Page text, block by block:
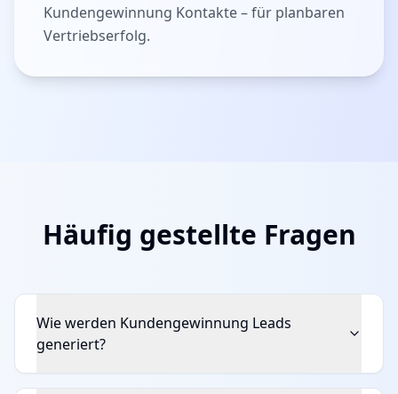
Kundengewinnung Kontakte – für planbaren
Vertriebserfolg.
Häufig gestellte Fragen
Wie werden Kundengewinnung Leads
generiert?